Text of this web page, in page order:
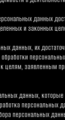
данных
и законных
данных, их
целям, заявленным
данных,
персональных
персональных